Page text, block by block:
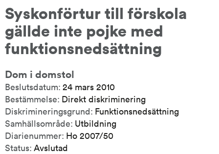
Syskonförtur till förskola
gällde inte pojke med
funktionsnedsättning
Dom i domstol
Beslutsdatum: 24 mars 2010
Bestämmelse: Direkt diskriminering
Diskrimineringsgrund: Funktionsnedsättning
Samhällsområde: Utbildning
Diarienummer: Ho 2007/50
Status: Avslutad